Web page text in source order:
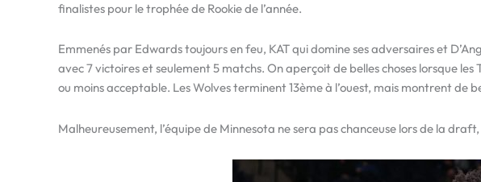
finalistes pour le trophée de Rookie de l’année.
Emmenés par Edwards toujours en feu, KAT qui domine ses adversaires et
avec 7 victoires et seulement 5 matchs. On aperçoit de belles choses lorsque
ou moins acceptable. Les Wolves terminent 13ème à l’ouest, mais montrent de
Malheureusement, l’équipe de Minnesota ne sera pas chanceuse lors de la